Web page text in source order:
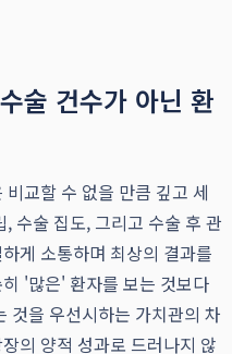
술 건수가 아닌 환
교할 수 없을 만큼 깊고 세
수술 집도, 그리고 수술 후 관
게 소통하며 최상의 결과를
'많은' 환자를 보는 것보다
것을 우선시하는 가치관의 차
의 양적 성과로 드러나지 않